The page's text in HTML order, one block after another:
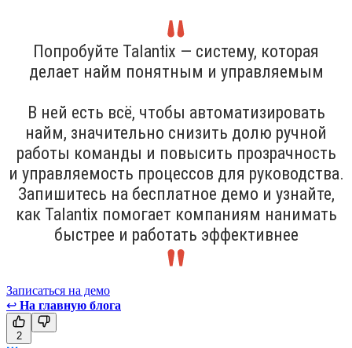
Попробуйте Talantix — систему, которая
делает найм понятным и управляемым
В ней есть всё, чтобы автоматизировать
найм, значительно снизить долю ручной
работы команды и повысить прозрачность
и управляемость процессов для руководства.
Запишитесь на бесплатное демо и узнайте,
как Talantix помогает компаниям нанимать
быстрее и работать эффективнее
Записаться на демо
↩ На главную блога
2